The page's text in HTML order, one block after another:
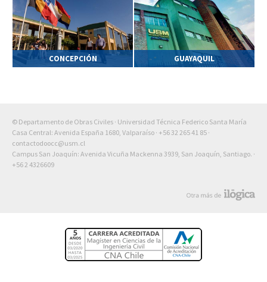
CONCEPCIÓN GUAYAQUIL
© Departamento de Obras Civiles · Universidad Técnica Federico Santa María
Casa Central: Avenida España 1680, Valparaíso · +56 32 265 41 85 ·
contactodoocc@usm.cl
Campus San Joaquín: Avenida Vicuña Mackenna 3939, San Joaquín, Santiago. ·
+56 2 4326609